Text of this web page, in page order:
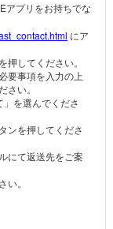
アプリをお持ちでな
にア
してください。
要事項を入力の上
さい。
を選んでくださ
ンを押してくださ
にて返送先をご案
。